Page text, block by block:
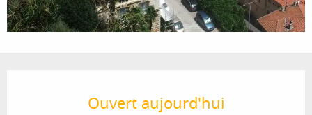
Ouvert aujourd'hui